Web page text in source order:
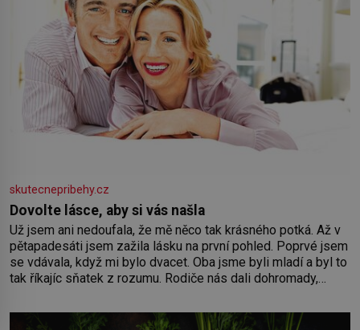
skutecnepribehy.cz
Dovolte lásce, aby si vás našla
Už jsem ani nedoufala, že mě něco tak krásného potká. Až v
pětapadesáti jsem zažila lásku na první pohled. Poprvé jsem
se vdávala, když mi bylo dvacet. Oba jsme byli mladí a byl to
tak říkajíc sňatek z rozumu. Rodiče nás dali dohromady,
oběma moc nesvědčilo, brzy jsme zjistili, že